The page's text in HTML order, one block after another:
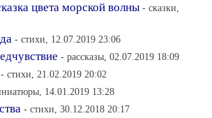
цвета морской волны - сказки,
- стихи, 12.07.2019 23:06
- рассказы, 02.07.2019 18:09
- стихи, 21.02.2019 20:02
14.01.2019 13:28
- стихи, 30.12.2018 20:17